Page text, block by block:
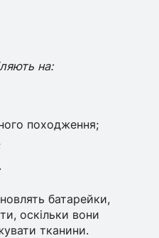
на:
походження;
батарейки,
оскільки вони
тканини.